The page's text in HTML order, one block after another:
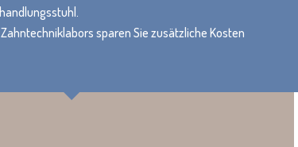
sparen Sie zusätzliche Kosten